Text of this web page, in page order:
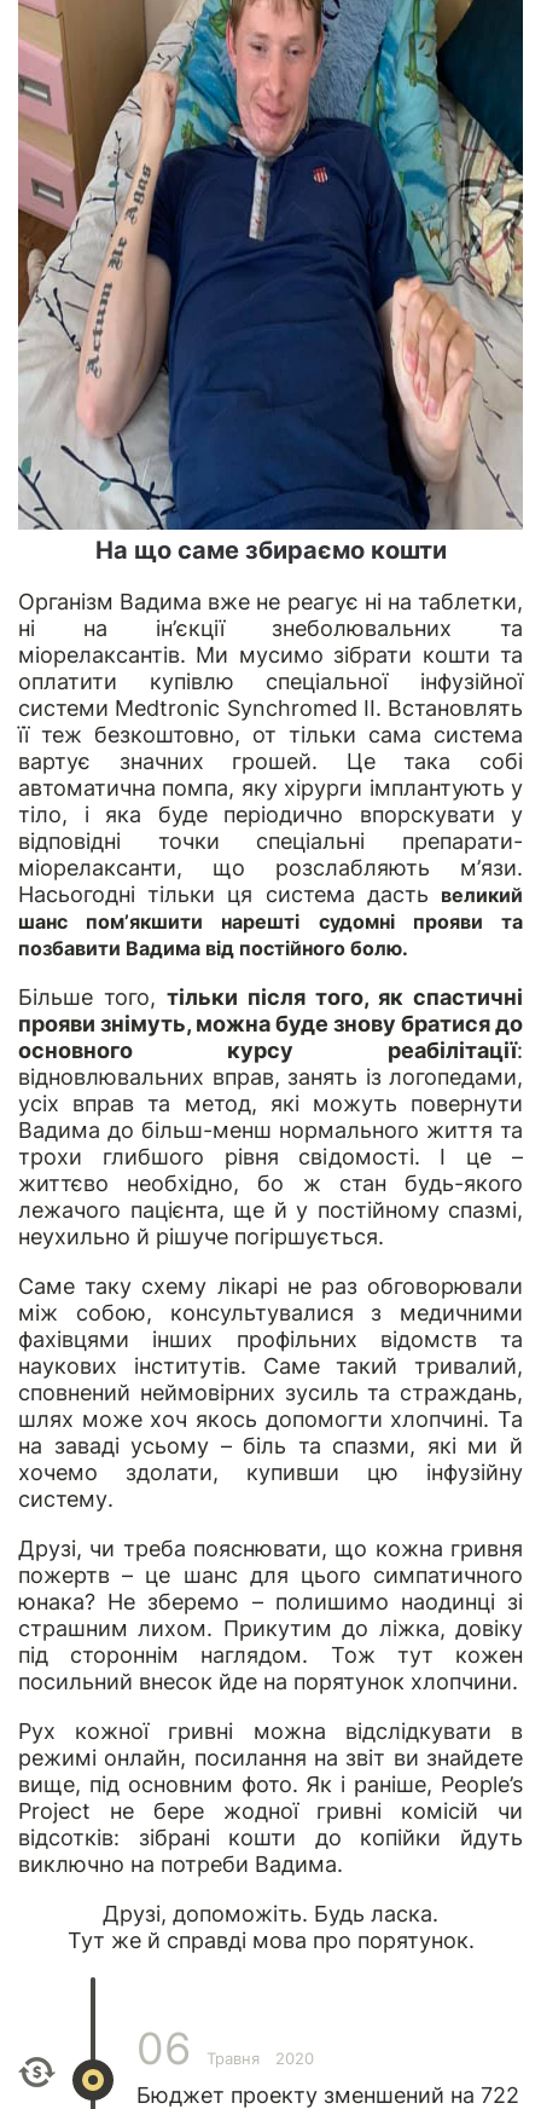
На що саме збираємо кошти
Організм Вадима вже не реагує ні на таблетки,
ні на ін’єкції знеболювальних та
міорелаксантів. Ми мусимо зібрати кошти та
оплатити купівлю спеціальної інфузійної
системи Medtronic Synchromed II. Встановлять
її теж безкоштовно, от тільки сама система
вартує значних грошей. Це така собі
автоматична помпа, яку хірурги імплантують у
тіло, і яка буде періодично впорскувати у
відповідні точки спеціальні препарати-
міорелаксанти, що розслабляють м’язи.
Насьогодні тільки ця система дасть великий
шанс пом’якшити нарешті судомні прояви та
позбавити Вадима від постійного болю.
Більше того, тільки після того, як спастичні
прояви знімуть, можна буде знову братися до
основного курсу реабілітації:
відновлювальних вправ, занять із логопедами,
усіх вправ та метод, які можуть повернути
Вадима до більш-менш нормального життя та
трохи глибшого рівня свідомості. І це –
життєво необхідно, бо ж стан будь-якого
лежачого пацієнта, ще й у постійному спазмі,
неухильно й рішуче погіршується.
Саме таку схему лікарі не раз обговорювали
між собою, консультувалися з медичними
фахівцями інших профільних відомств та
наукових інститутів. Саме такий тривалий,
сповнений неймовірних зусиль та страждань,
шлях може хоч якось допомогти хлопчині. Та
на заваді усьому – біль та спазми, які ми й
хочемо здолати, купивши цю інфузійну
систему.
Друзі, чи треба пояснювати, що кожна гривня
пожертв – це шанс для цього симпатичного
юнака? Не зберемо – полишимо наодинці зі
страшним лихом. Прикутим до ліжка, довіку
під стороннім наглядом. Тож тут кожен
посильний внесок йде на порятунок хлопчини.
Рух кожної гривні можна відслідкувати в
режимі онлайн, посилання на звіт ви знайдете
вище, під основним фото. Як і раніше, People’s
Project не бере жодної гривні комісій чи
відсотків: зібрані кошти до копійки йдуть
виключно на потреби Вадима.
Друзі, допоможіть. Будь ласка.
Тут же й справді мова про порятунок.
06 Травня 2020
Бюджет проекту зменшений на 722